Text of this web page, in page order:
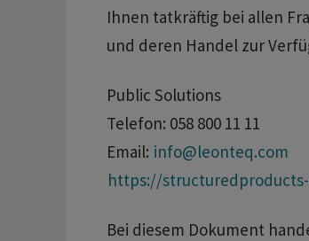
Ihnen tatkräftig bei allen
und deren Handel zur
Public Solutions
Telefon: 058 800 11 11
Email: info@leonteq.com
https://
Bei diesem Dokument